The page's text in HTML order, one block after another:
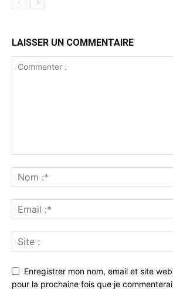
LAISSER UN COMMENTAIRE
Enregistrer mon nom, email et site
pour la prochaine fois que je